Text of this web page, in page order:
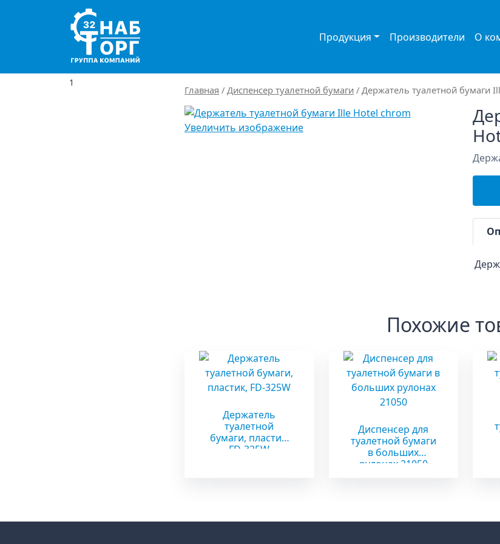
Main Navigation Продукция Производители О
1
Главная / Диспенсер туалетной бумаги / Держатель туалетной бумаги
Увеличить изображение
Похожие
Держатель
туалетной
бумаги, пластик,
FD-325W
Диспенсер для
туалетной бумаги
в больших
рулонах 21050